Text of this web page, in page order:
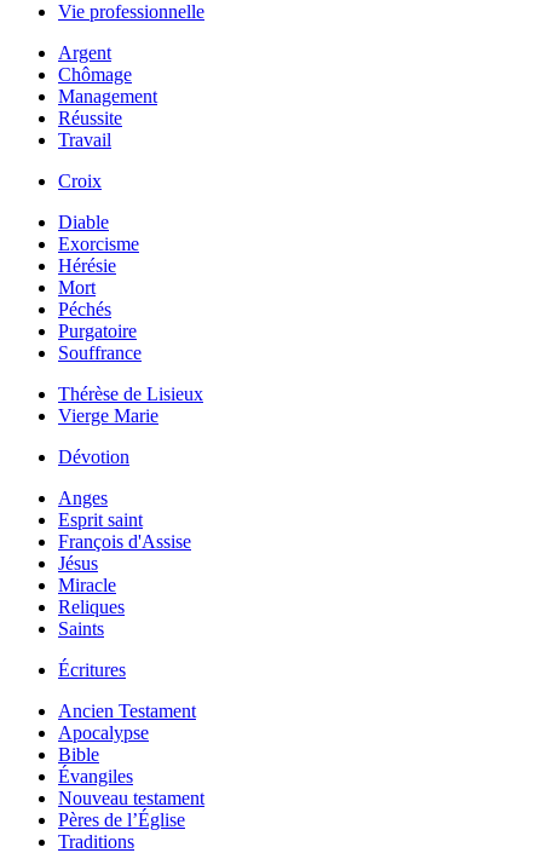
Vie professionnelle
Argent
Chômage
Management
Réussite
Travail
Croix
Diable
Exorcisme
Hérésie
Mort
Péchés
Purgatoire
Souffrance
Thérèse de Lisieux
Vierge Marie
Dévotion
Anges
Esprit saint
François d'Assise
Jésus
Miracle
Reliques
Saints
Écritures
Ancien Testament
Apocalypse
Bible
Évangiles
Nouveau testament
Pères de l’Église
Traditions